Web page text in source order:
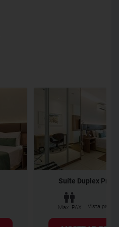
Suíte Duplex
Max. PAX Vista para a